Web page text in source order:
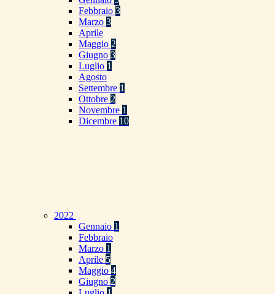
Febbraio 3
Marzo 3
Aprile
Maggio 2
Giugno 3
Luglio 1
Agosto
Settembre 1
Ottobre 2
Novembre 1
Dicembre 10
2022
Gennaio 1
Febbraio
Marzo 1
Aprile 5
Maggio 4
Giugno 2